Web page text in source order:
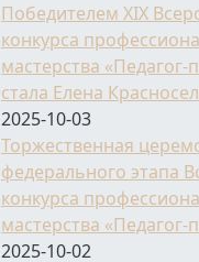
Победителем XIX
конкурса
мастерства
стала Елена
2025-10-03
Торжественная
федерального этапа
конкурса
мастерства «Педагог-
2025-10-02